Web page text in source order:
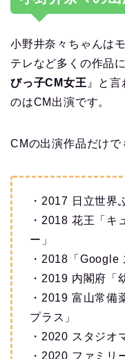
小野井奈々ちゃんは
テレなど多くの作品
びっ子CM女王 』と
のはCM出演です。
CMの出演作品だけで
・2017 日立世界
・2018 花王「キ
ー」
・2018「Google
・2019 内閣府「
・2019 富山常備
プラス」
・2020 スタジオ
・2020 ファミリ